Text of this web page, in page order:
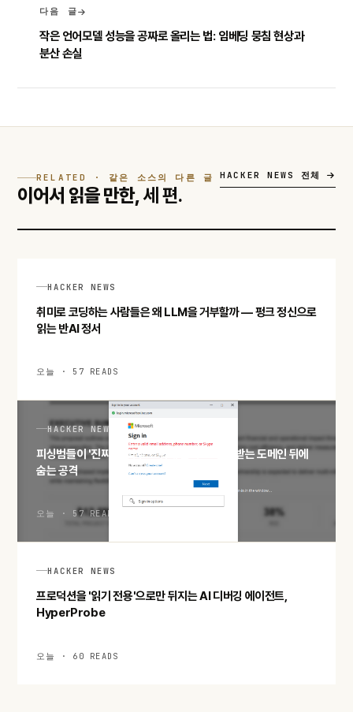
다음 글
작은 언어모델 성능을 공짜로 올리는 법: 임베딩 뭉침 현상과
분산 손실
RELATED · 같은 소스의 다른 글
이어서 읽을 만한,세 편.
HACKER NEWS 전체
HACKER NEWS
취미로 코딩하는 사람들은 왜 LLM을 거부할까 — 펑크 정신으로
읽는 반AI 정서
오늘 · 57 READS
HACKER NEWS
피싱범들이 '진짜' 클라우드 위에 산다 — 신뢰받는 도메인 뒤에
숨는 공격
오늘 · 57 READS
HACKER NEWS
프로덕션을 '읽기 전용'으로만 뒤지는 AI 디버깅 에이전트,
HyperProbe
오늘 · 60 READS